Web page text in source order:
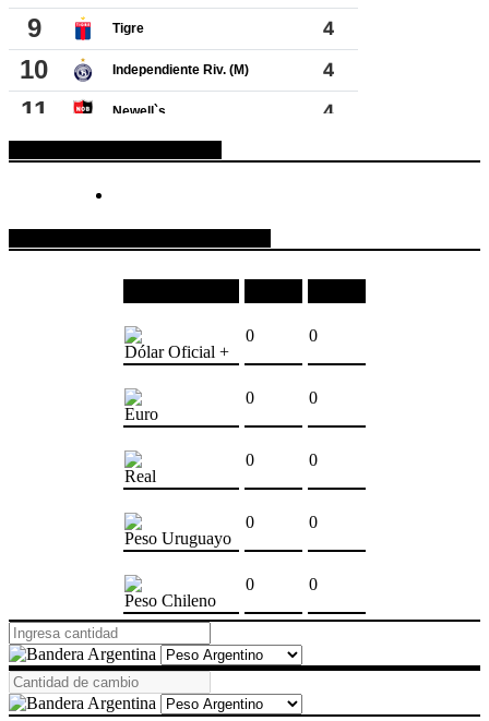
Dólar Oficial +
0 0
Euro
0 0
Real
0 0
Peso Uruguayo
0 0
Peso Chileno
0 0